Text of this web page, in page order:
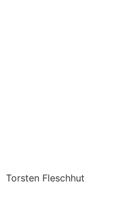
Torsten Fleschhut